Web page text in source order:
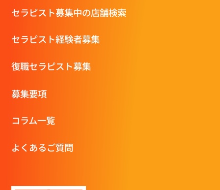
セラピスト募集中の店舗検索
セラピスト経験者募集
復職セラピスト募集
募集要項
コラム一覧
よくあるご質問